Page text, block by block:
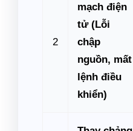
2
mạch điện
tử (Lỗi
chập
nguồn, mất
lệnh điều
khiển)